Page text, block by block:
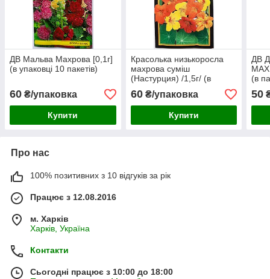
ДВ Мальва Махрова [0,1г]
(в упаковці 10 пакетів)
60 ₴/упаковка
Купити
Красолька низькоросла
махрова суміш
(Настурция) /1,5г/ (в
упаковці 10 пакетів)
60₴/упаковка
Купити
ДВ
(в
50
Про нас
100% позитивних з 10 відгуків за рік
Працює з 12.08.2016
м. Харків
Харків, Україна
Контакти
Сьогодні працює з 10:00 до 18:00